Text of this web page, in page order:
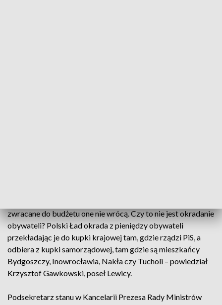
zwracane do budżetu one nie wrócą. Czy to nie jest okradanie
obywateli? Polski Ład okrada z pieniędzy obywateli
przekładając je do kupki krajowej tam, gdzie rządzi PiS, a
odbiera z kupki samorządowej, tam gdzie są mieszkańcy
Bydgoszczy, Inowrocławia, Nakła czy Tucholi – powiedział
Krzysztof Gawkowski, poseł Lewicy.
Podsekretarz stanu w Kancelarii Prezesa Rady Ministrów